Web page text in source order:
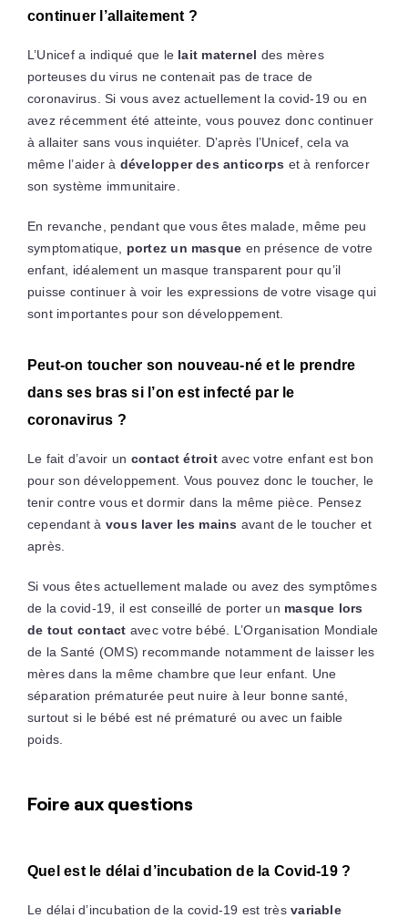
continuer l’allaitement ?
L’Unicef a indiqué que lelait maternel des mères
porteuses du virus ne contenait pas de trace de
coronavirus. Si vous avez actuellement la covid-19 ou en
avez récemment été atteinte, vous pouvez donc continuer
à allaiter sans vous inquiéter. D’après l’Unicef, cela va
même l’aider à développer des anticorps et à renforcer
son système immunitaire.
En revanche, pendant que vous êtes malade, même peu
symptomatique, portez un masque en présence de votre
enfant, idéalement un masque transparent pour qu’il
puisse continuer à voir les expressions de votre visage qui
sont importantes pour son développement.
Peut-on toucher son nouveau-né et le prendre
dans ses bras si l’on est infecté par le
coronavirus ?
Le fait d’avoir un contact étroitavec votre enfant est bon
pour son développement. Vous pouvez donc le toucher, le
tenir contre vous et dormir dans la même pièce. Pensez
cependant à vous laver les mains avant de le toucher et
après.
Si vous êtes actuellement malade ou avez des symptômes
de la covid-19, il est conseillé de porter un masque lors
de tout contact avec votre bébé. L’Organisation Mondiale
de la Santé (OMS) recommande notamment de laisser les
mères dans la même chambre que leur enfant. Une
séparation prématurée peut nuire à leur bonne santé,
surtout si le bébé est né prématuré ou avec un faible
poids.
Foire aux questions
Quel est le délai d’incubation de la Covid-19 ?
Le délai d’incubation de la covid-19 est trèsvariable